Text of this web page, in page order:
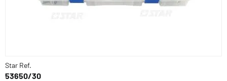
Star Ref.
53650/30